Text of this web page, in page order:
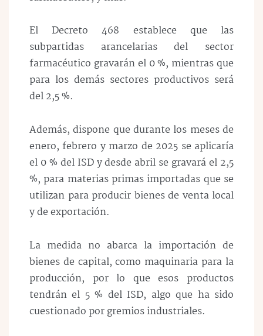
El Decreto 468 establece que las
subpartidas arancelarias del sector
farmacéutico gravarán el 0 %, mientras que
para los demás sectores productivos será
del 2,5 %.
Además, dispone que durante los meses de
enero, febrero y marzo de 2025 se aplicaría
el 0 % del ISD y desde abril se gravará el 2,5
%, para materias primas importadas que se
utilizan para producir bienes de venta local
y de exportación.
La medida no abarca la importación de
bienes de capital, como maquinaria para la
producción, por lo que esos productos
tendrán el 5 % del ISD, algo que ha sido
cuestionado por gremios industriales.